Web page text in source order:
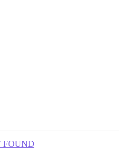
FOUND